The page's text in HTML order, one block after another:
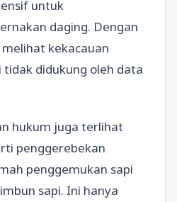
untuk
daging. Dengan
kekacauan
didukung oleh data
hukum juga terlihat
penggerebekan
penggemukan sapi
sapi. Ini hanya